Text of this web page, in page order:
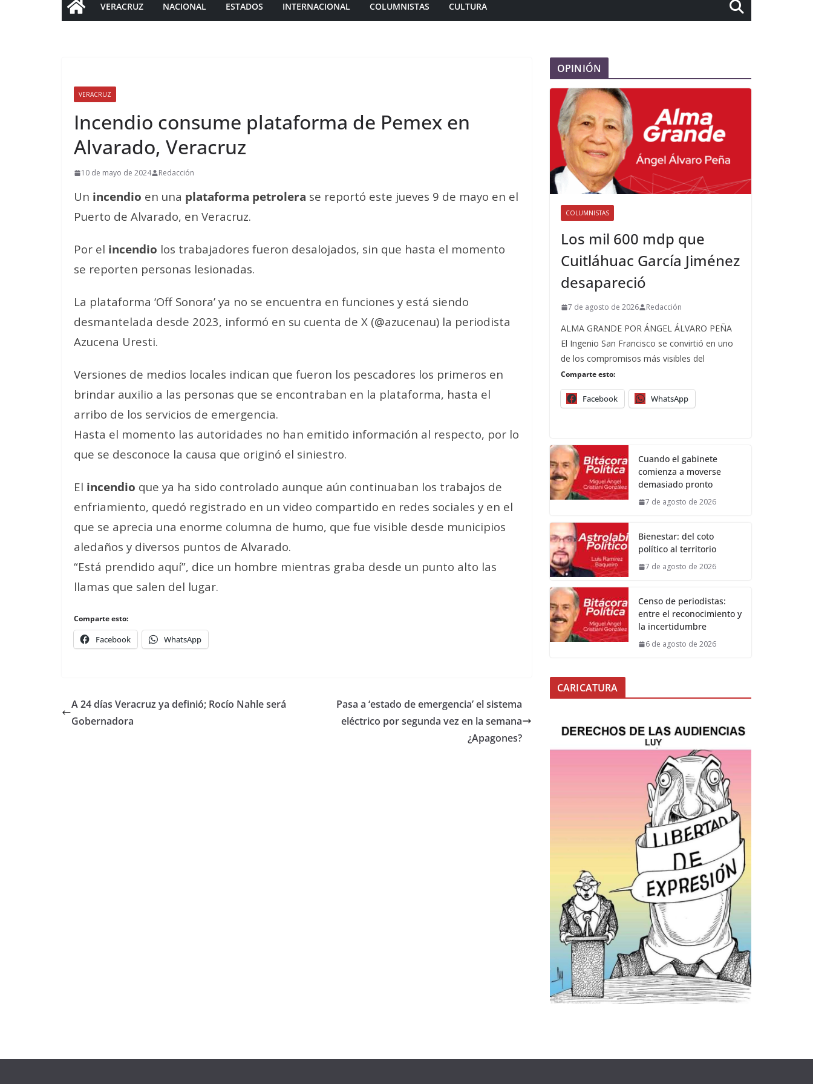
VERACRUZ NACIONAL ESTADOS INTERNACIONAL COLUMNISTAS CULTURA
VERACRUZ
Incendio consume plataforma de Pemex en
Alvarado, Veracruz
10 de mayo de 2024 Redacción
Un incendio en una plataforma petrolera se reportó este jueves 9 de mayo en el
Puerto de Alvarado, en Veracruz.
Por el incendio los trabajadores fueron desalojados, sin que hasta el momento
se reporten personas lesionadas.
La plataforma ‘Off Sonora’ ya no se encuentra en funciones y está siendo
desmantelada desde 2023, informó en su cuenta de X (@azucenau) la periodista
Azucena Uresti.
Versiones de medios locales indican que fueron los pescadores los primeros en
brindar auxilio a las personas que se encontraban en la plataforma, hasta el
arribo de los servicios de emergencia.
Hasta el momento las autoridades no han emitido información al respecto, por lo
que se desconoce la causa que originó el siniestro.
El incendio que ya ha sido controlado aunque aún continuaban los trabajos de
enfriamiento, quedó registrado en un video compartido en redes sociales y en el
que se aprecia una enorme columna de humo, que fue visible desde municipios
aledaños y diversos puntos de Alvarado.
“Está prendido aquí”, dice un hombre mientras graba desde un punto alto las
llamas que salen del lugar.
Comparte esto:
Facebook WhatsApp
A 24 días Veracruz ya definió; Rocío Nahle será
Gobernadora
Pasa a ‘estado de emergencia’ el sistema
eléctrico por segunda vez en la semana
¿Apagones?
OPINIÓN
COLUMNISTAS
Los mil 600 mdp que
Cuitláhuac García Jiménez
desapareció
7 de agosto de 2026 Redacción
ALMA GRANDE POR ÁNGEL ÁLVARO PEÑA
El Ingenio San Francisco se convirtió en uno
de los compromisos más visibles del
Comparte esto:
Facebook WhatsApp
Cuando el gabinete
comienza a moverse
demasiado pronto
7 de agosto de 2026
Bienestar: del coto
político al territorio
7 de agosto de 2026
Censo de periodistas:
entre el reconocimiento y
la incertidumbre
6 de agosto de 2026
CARICATURA